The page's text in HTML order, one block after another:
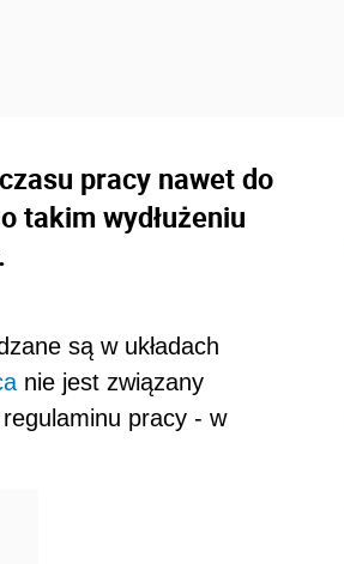
pracy nawet do
takim wydłużeniu
są w układach
nie jest związany
pracy - w